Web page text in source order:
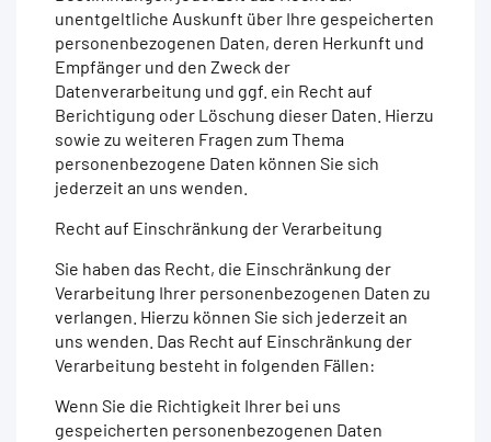
unentgeltliche Auskunft über Ihre gespeicherten
personenbezogenen Daten, deren Herkunft und
Empfänger und den Zweck der
Datenverarbeitung und ggf. ein Recht auf
Berichtigung oder Löschung dieser Daten. Hierzu
sowie zu weiteren Fragen zum Thema
personenbezogene Daten können Sie sich
jederzeit an uns wenden.
Recht auf Einschränkung der Verarbeitung
Sie haben das Recht, die Einschränkung der
Verarbeitung Ihrer personenbezogenen Daten zu
verlangen. Hierzu können Sie sich jederzeit an
uns wenden. Das Recht auf Einschränkung der
Verarbeitung besteht in folgenden Fällen:
Wenn Sie die Richtigkeit Ihrer bei uns
gespeicherten personenbezogenen Daten